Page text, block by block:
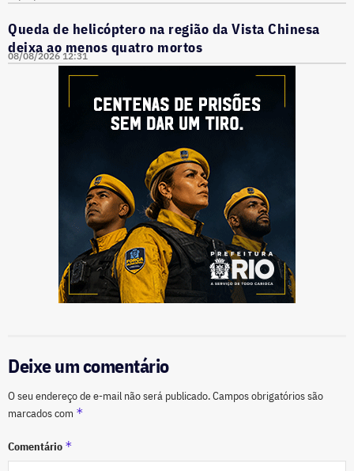
Queda de helicóptero na região da Vista Chinesa
deixa ao menos quatro mortos
08/08/2026 12:31
Deixe um comentário
O seu endereço de e-mail não será publicado.Campos obrigatórios são
marcados com *
Comentário *